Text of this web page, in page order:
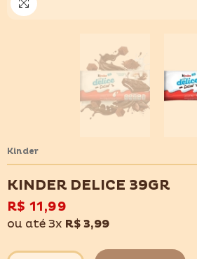
Kinder
KINDER DELICE 39GR
R$ 11,99
ou até 3x R$ 3,99